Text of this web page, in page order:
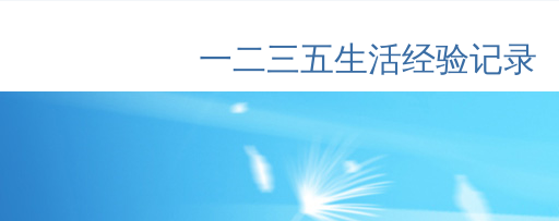
一二三五生活经验记录